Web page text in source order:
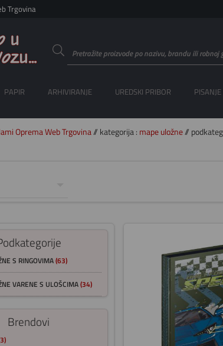
Trgovina
PAPIR ARHIVIRANJE UREDSKI PRIBOR
Oprema Web Trgovina// kategorija : mape uložne//
S RINGOVIMA(63)
VARENE S ULOŠCIMA(34)
Brendovi